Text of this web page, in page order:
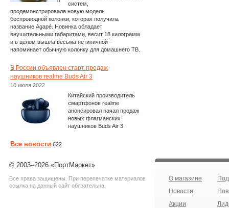
систем,
продемонстрировала новую модель
беспроводной колонки, которая получила
название Agapé. Новинка обладает
внушительными габаритами, весит 18 килограмм
и в целом вышла весьма нетипичной –
напоминает обычную колонку для домашнего ТВ.
В России объявлен старт продаж
наушников realme Buds Air 3
10 июля 2022
Китайский производитель
смартфонов realme
анонсировал начал продаж
новых флагманских
наушников Buds Air 3
Все новости 622
© 2003–2026 «ПортМаркет»
Все права защищены. При перепечатке материалов
ссылка на данный сайт обязательна.
О магазине
Новости
Акции